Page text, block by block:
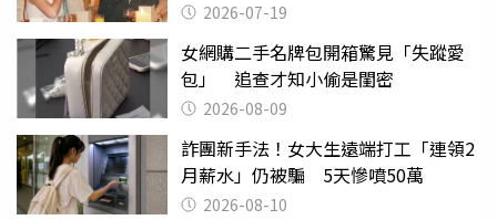
2026-07-19
女網購二手名牌包開箱驚見「失蹤愛
包」 追查才知小偷是閨密
2026-08-09
詐團新手法！女大生遠端打工「連領2
月薪水」仍被騙 5天慘噴50萬
2026-08-10